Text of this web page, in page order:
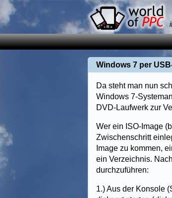
Windows 7 per
Da steht man nun
Windows 7-
DVD-Laufwerk zur
Wer ein ISO-Image
Zwischenschritt
Image zu kommen,
ein Verzeichnis.
durchzuführen:
1.) Aus der Konsole